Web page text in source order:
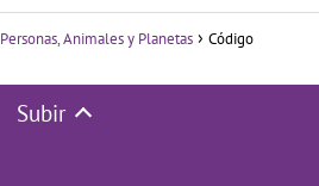
Personas, Animales y Planetas
Código
Subir